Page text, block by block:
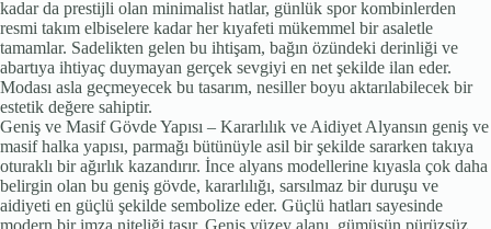
kadar da prestijli olan minimalist hatlar, günlük spor kombinlerden
resmi takım elbiselere kadar her kıyafeti mükemmel bir asaletle
tamamlar. Sadelikten gelen bu ihtişam, bağın özündeki derinliği ve
abartıya ihtiyaç duymayan gerçek sevgiyi en net şekilde ilan eder.
Modası asla geçmeyecek bu tasarım, nesiller boyu aktarılabilecek bir
estetik değere sahiptir.
Geniş ve Masif Gövde Yapısı – Kararlılık ve Aidiyet Alyansın geniş ve
masif halka yapısı, parmağı bütünüyle asil bir şekilde sararken takıya
oturaklı bir ağırlık kazandırır. İnce alyans modellerine kıyasla çok daha
belirgin olan bu geniş gövde, kararlılığı, sarsılmaz bir duruşu ve
aidiyeti en güçlü şekilde sembolize eder. Güçlü hatları sayesinde
modern bir imza niteliği taşır. Geniş yüzey alanı, gümüşün pürüzsüz